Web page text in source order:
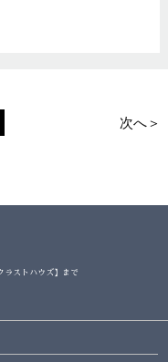
次へ＞
ストハウズ】まで